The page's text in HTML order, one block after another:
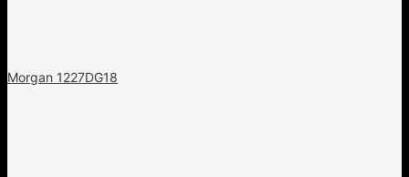
Morgan 1227DG18